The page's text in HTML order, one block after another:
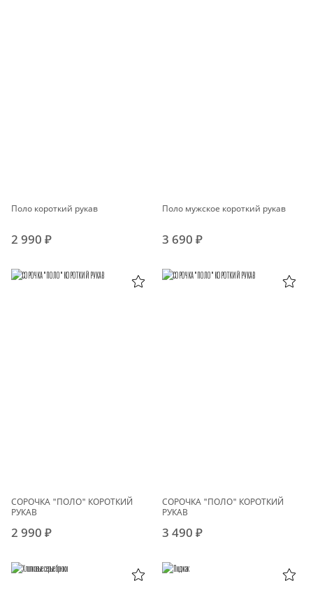
Поло короткий рукав
2 990 ₽
Поло мужское короткий рукав
3 690 ₽
СОРОЧКА "ПОЛО" КОРОТКИЙ
РУКАВ
2 990 ₽
СОРОЧКА "ПОЛО" КОРОТКИЙ
РУКАВ
3 490 ₽